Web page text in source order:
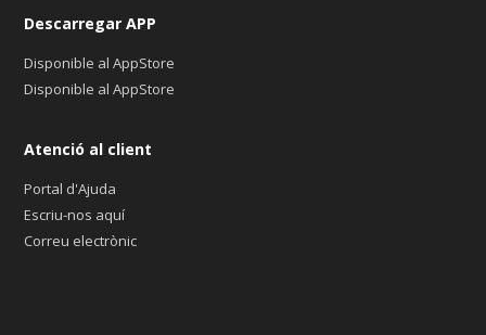
Descarregar APP
Disponible al AppStore
Disponible al AppStore
Atenció al client
Portal d'Ajuda
Escriu-nos aquí
Correu electrònic